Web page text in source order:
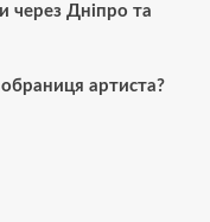
через Дніпро та
артиста?